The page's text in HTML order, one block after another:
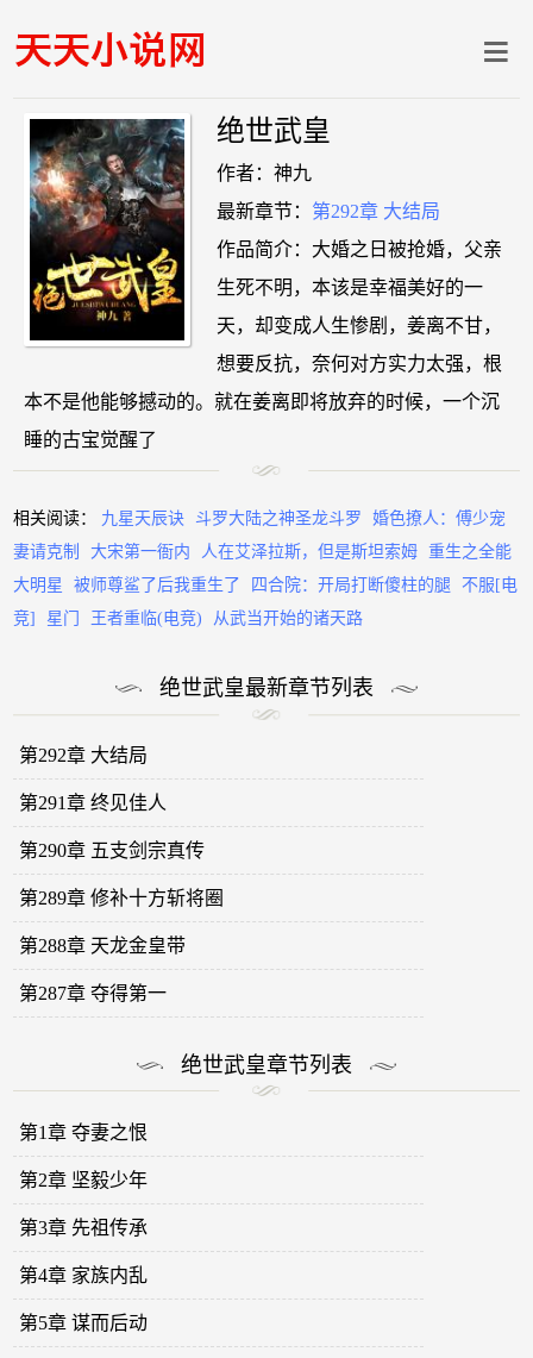
绝世武皇
作者：神九
最新章节： 第292章 大结局
作品简介：大婚之日被抢婚，父亲
生死不明，本该是幸福美好的一
天，却变成人生惨剧，姜离不甘，
想要反抗，奈何对方实力太强，根
本不是他能够撼动的。就在姜离即将放弃的时候，一个沉
睡的古宝觉醒了
相关阅读： 九星天辰诀 斗罗大陆之神圣龙斗罗
婚色撩人：傅少宠
妻请克制
大宋第一衙内 人在艾泽拉斯，但是斯坦索姆
重生之全能
大明星
被师尊鲨了后我重生了 四合院：开局打断傻柱的腿
不服[电
竞]
星门 王者重临(电竞) 从武当开始的诸天路
绝世武皇最新章节列表
第292章 大结局
第291章 终见佳人
第290章 五支剑宗真传
第289章 修补十方斩将圈
第288章 天龙金皇带
第287章 夺得第一
绝世武皇章节列表
第1章 夺妻之恨
第2章 坚毅少年
第3章 先祖传承
第4章 家族内乱
第5章 谋而后动